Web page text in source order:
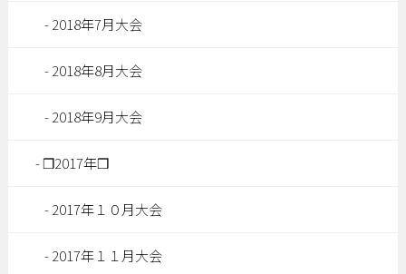
2018年7月大会
2018年8月大会
2018年9月大会
❒2017年❒
2017年１０月大会
2017年１１月大会